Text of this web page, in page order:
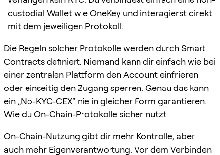
custodial Wallet wie OneKey und interagierst direkt
mit dem jeweiligen Protokoll.
Die Regeln solcher Protokolle werden durch Smart
Contracts definiert. Niemand kann dir einfach wie bei
einer zentralen Plattform den Account einfrieren
oder einseitig den Zugang sperren. Genau das kann
ein „No-KYC-CEX“ nie in gleicher Form garantieren.
Wie du On-Chain-Protokolle sicher nutzt
On-Chain-Nutzung gibt dir mehr Kontrolle, aber
auch mehr Eigenverantwortung. Vor dem Verbinden